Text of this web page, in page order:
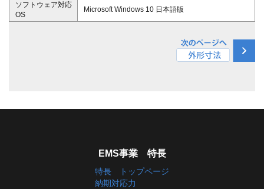
ソフトウェア対応
OS
Microsoft Windows 10 日本語版
EMS事業 特長
特長 トップページ
納期対応力